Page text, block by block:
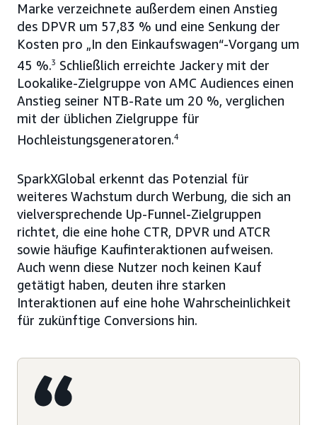
Marke verzeichnete außerdem einen Anstieg
des DPVR um 57,83 % und eine Senkung der
Kosten pro „In den Einkaufswagen“-Vorgang um
45 %.3 Schließlich erreichte Jackery mit der
Lookalike-Zielgruppe von AMC Audiences einen
Anstieg seiner NTB-Rate um 20 %, verglichen
mit der üblichen Zielgruppe für
Hochleistungsgeneratoren.4
SparkXGlobal erkennt das Potenzial für
weiteres Wachstum durch Werbung, die sich an
vielversprechende Up-Funnel-Zielgruppen
richtet, die eine hohe CTR, DPVR und ATCR
sowie häufige Kaufinteraktionen aufweisen.
Auch wenn diese Nutzer noch keinen Kauf
getätigt haben, deuten ihre starken
Interaktionen auf eine hohe Wahrscheinlichkeit
für zukünftige Conversions hin.